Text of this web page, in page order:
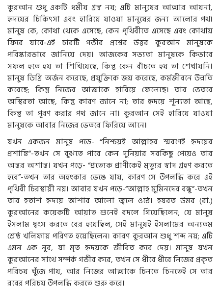
কুরআন শুধু একটি ধর্মীয় গ্রন্থ নয়; এটি মানুষের আত্মার আয়না,
হৃদয়ের চিকিৎসা এবং হারিয়ে যাওয়া মানুষের জন্য আলোর পথ।
মানুষ কে, কোথা থেকে এসেছে, কেন পৃথিবীতে এসেছে এবং কোথায়
ফিরে যাবে-এই চারটি গভীর প্রশ্নের উত্তর কুরআন মানুষকে
পরিষ্কারভাবে জানিয়ে দেয়। আজকের সভ্যতা মানুষকে কিভাবে
সফল হতে হয় তা শিখিয়েছে, কিন্তু কেন বাঁচতে হয় তা শেখায়নি।
মানুষ ডিগ্রি অর্জন করেছে, প্রযুক্তিকে জয় করেছে, কর্মজীবনে উন্নতি
করেছে; কিন্তু নিজের আত্মাকে হারিয়ে ফেলেছে। তার ভেতরে
অস্থিরতা আছে, কিন্তু কারণ জানে না; তার হৃদয়ে শূন্যতা আছে,
কিন্তু তা পূরণ করার পথ জানে না। কুরআন সেই হারিয়ে যাওয়া
মানুষকে আবার নিজের ভেতরে ফিরিয়ে আনে।
যখন একজন মানুষ পড়ে- “নিশ্চয়ই আল্লাহর স্মরণেই হৃদয়ের
প্রশান্তি”-তখন সে বুঝতে পারে কেন দুনিয়ার সবকিছু পেয়েও তার
অন্তর অশান্ত। যখন পড়ে- “প্রত্যেক প্রাণীকেই মৃত্যুর স্বাদ গ্রহণ করতে
হবে”-তখন তার অহংকার ভেঙে যায়, কারণ সে উপলব্ধি করে এই
পৃথিবী চিরস্থায়ী নয়। আবার যখন পড়ে-“আল্লাহ মুমিনদের বন্ধু”-তখন
তার হতাশ হৃদয়ে আশার আলো জ্বলে ওঠে। হযরত উমর (রা.)
কুরআনের কয়েকটি আয়াত শুনেই বদলে গিয়েছিলেন; যে মানুষ
ইসলাম ধ্বংস করতে বের হয়েছিল, সেই মানুষই ইসলামের অন্যতম
শ্রেষ্ঠ খলিফায় পরিণত হয়েছিলেন। কারণ কুরআন শুধু শব্দ নয়; এটি
এমন এক নূর, যা মৃত হৃদয়কে জীবিত করে দেয়। মানুষ যখন
কুরআনের সাথে সম্পর্ক গভীর করে, তখন সে ধীরে ধীরে নিজের প্রকৃত
পরিচয় খুঁজে পায়, আর নিজের আত্মাকে চিনতে চিনতেই সে তার
রবের পরিচয় উপলব্ধি করতে শুরু করে।